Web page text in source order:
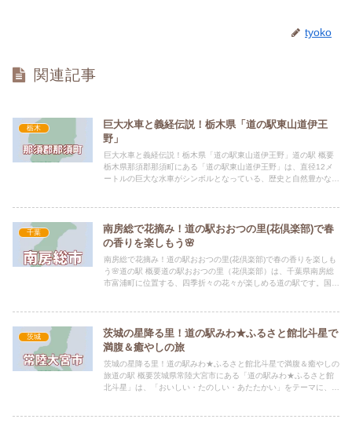
tyoko
関連記事
栃木
巨大水車と義経伝説！栃木県「道の駅東山道伊王
野」
巨大水車と義経伝説！栃木県「道の駅東山道伊王野」道の駅 概要
栃木県那須郡那須町にある「道の駅東山道伊王野」は、直径12メ
ートルの巨大な水車がシンボルとなっている、歴史と自然豊かな道
千葉
南房総で花摘み！道の駅おおつの里(花倶楽部)で春
の香りを楽しもう🌸
南房総で花摘み！道の駅おおつの里(花倶楽部)で春の香りを楽しも
う🌸道の駅 概要道の駅おおつの里（花倶楽部）は、千葉県南房総
市富浦町に位置する、四季折々の花々が楽しめる道の駅です。国道
茨城
茨城の星降る里！道の駅みわ★ふるさと館北斗星で
満腹＆癒やしの旅
茨城の星降る里！道の駅みわ★ふるさと館北斗星で満腹＆癒やしの
旅道の駅 概要茨城県常陸大宮市にある「道の駅みわ★ふるさと館
北斗星」は、「おいしい・たのしい・あたたかい」をテーマに、平